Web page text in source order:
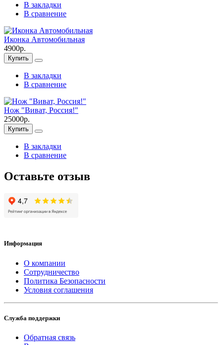
В закладки
В сравнение
Иконка Автомобильная
4900р.
Купить
В закладки
В сравнение
Нож "Виват, Россия!"
25000р.
Купить
В закладки
В сравнение
Оставьте отзыв
Информация
О компании
Сотрудничество
Политика Безопасности
Условия соглашения
Служба поддержки
Обратная связь